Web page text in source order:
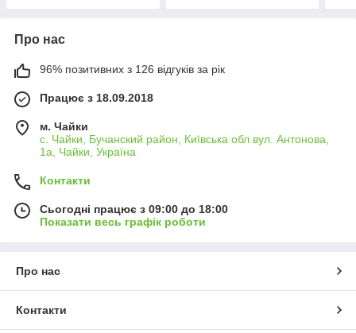
Про нас
96% позитивних з 126 відгуків за рік
Працює з 18.09.2018
м. Чайки
с. Чайки, Бучанский район, Київська обл вул. Антонова,
1а, Чайки, Україна
Контакти
Сьогодні працює з 09:00 до 18:00
Показати весь графік роботи
Про нас
Контакти